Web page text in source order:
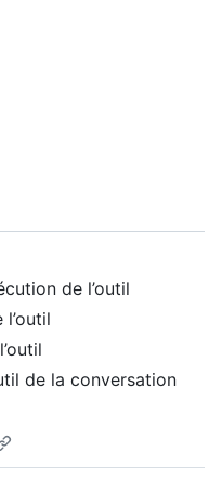
de l’outil
de la conversation